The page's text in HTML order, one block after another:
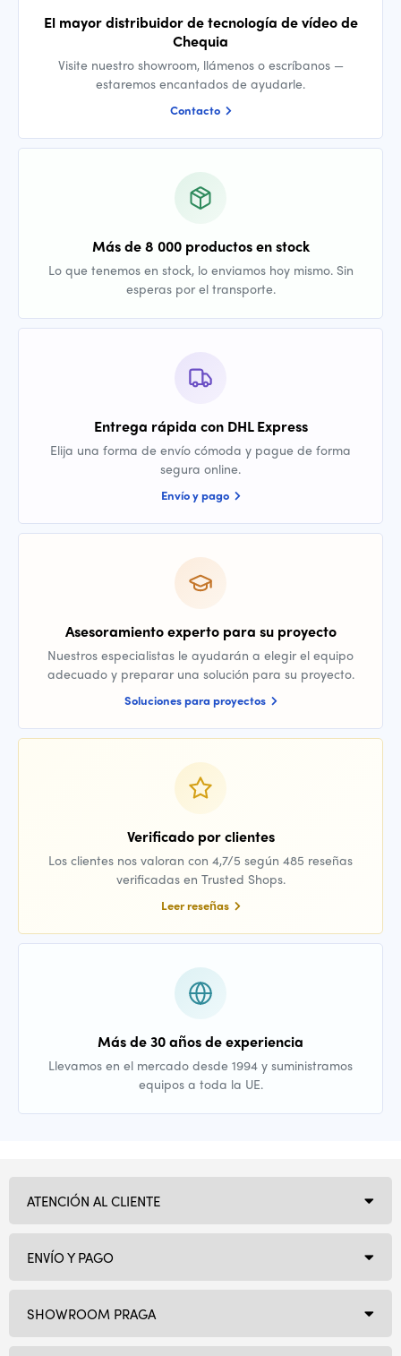
El mayor distribuidor de tecnología de vídeo de
Chequia
Visite nuestro showroom, llámenos o escríbanos —
estaremos encantados de ayudarle.
Contacto
Más de 8 000 productos en stock
Lo que tenemos en stock, lo enviamos hoy mismo. Sin
esperas por el transporte.
Entrega rápida con DHL Express
Elija una forma de envío cómoda y pague de forma
segura online.
Envío y pago
Asesoramiento experto para su proyecto
Nuestros especialistas le ayudarán a elegir el equipo
adecuado y preparar una solución para su proyecto.
Soluciones para proyectos
Verificado por clientes
Los clientes nos valoran con 4,7/5 según 485 reseñas
verificadas en Trusted Shops.
Leer reseñas
Más de 30 años de experiencia
Llevamos en el mercado desde 1994 y suministramos
equipos a toda la UE.
SHOWROOM PRAGA
ATENCIÓN AL CLIENTE
ENVÍO Y PAGO